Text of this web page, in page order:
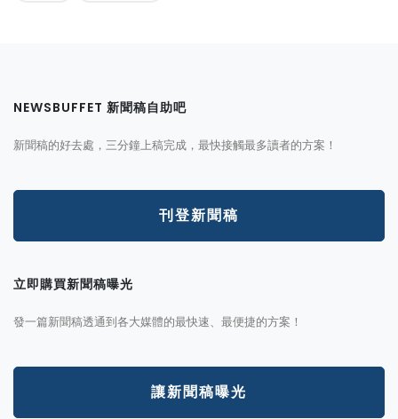
NEWSBUFFET 新聞稿自助吧
新聞稿的好去處，三分鐘上稿完成，最快接觸最多讀者的方案！
刊登新聞稿
立即購買新聞稿曝光
發一篇新聞稿透通到各大媒體的最快速、最便捷的方案！
讓新聞稿曝光